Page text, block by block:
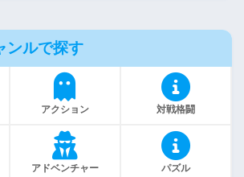
ンルで探す
アクション 対戦格闘
アドベンチャー パズル